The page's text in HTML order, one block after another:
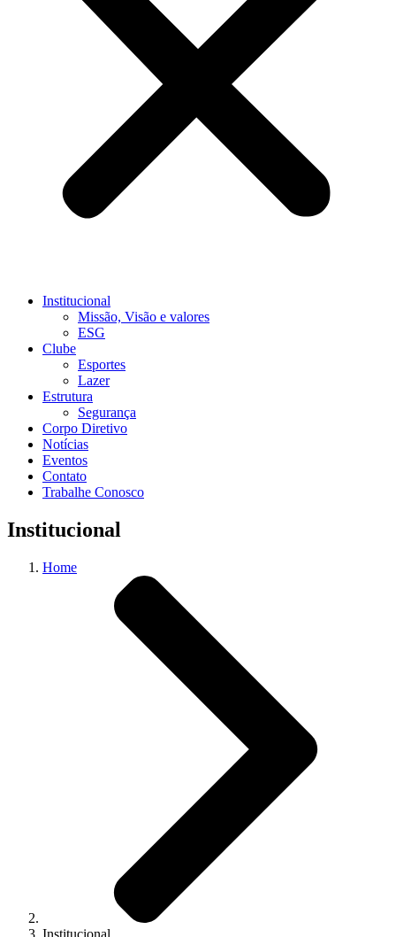
Institucional
Missão, Visão e valores
ESG
Clube
Esportes
Lazer
Estrutura
Segurança
Corpo Diretivo
Notícias
Eventos
Contato
Trabalhe Conosco
Institucional
Home
Institucional